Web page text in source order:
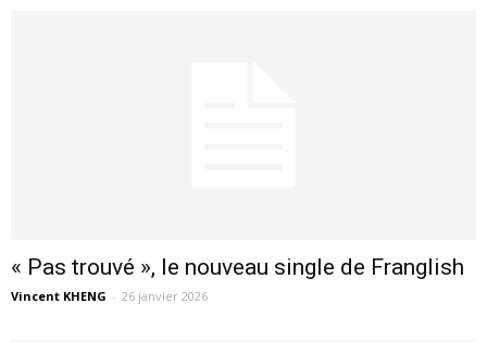
« Pas trouvé », le nouveau single de Franglish
Vincent KHENG - 26 janvier 2026